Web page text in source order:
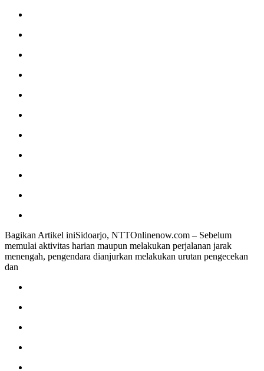
Bagikan Artikel iniSidoarjo, NTTOnlinenow.com – Sebelum
memulai aktivitas harian maupun melakukan perjalanan jarak
menengah, pengendara dianjurkan melakukan urutan pengecekan
dan